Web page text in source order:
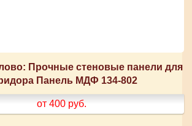
Прочные стеновые панели для
Панель МДФ 134-802
от 400 руб.